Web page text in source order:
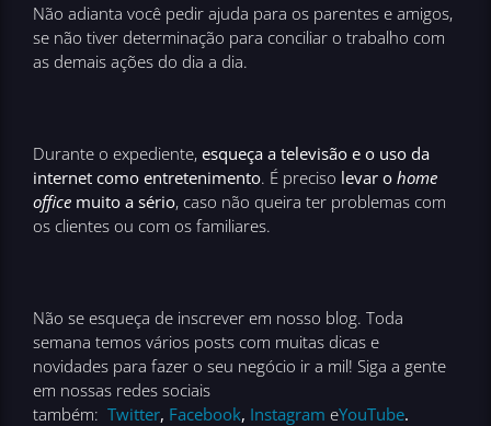
Não adianta você pedir ajuda para os parentes e amigos,
se não tiver determinação para conciliar o trabalho com
as demais ações do dia a dia.
Durante o expediente, esqueça a televisão e o uso da
internet como entretenimento. É preciso levar o home
office muito a sério, caso não queira ter problemas com
os clientes ou com os familiares.
Não se esqueça de inscrever em nosso blog. Toda
semana temos vários posts com muitas dicas e
novidades para fazer o seu negócio ir a mil! Siga a gente
em nossas redes sociais
também: Twitter, Facebook, Instagram eYouTube.